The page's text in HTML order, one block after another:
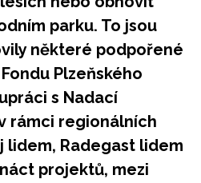
parku. To jsou
některé podpořené
Plzeňského
s Nadací
rámci regionálních
lidem, Radegast lidem
projektů, mezi